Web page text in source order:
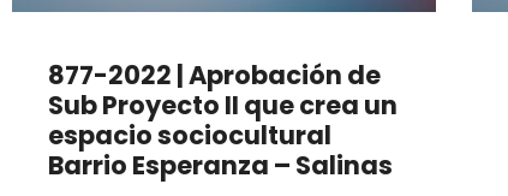
877-2022 | Aprobación de
Sub Proyecto II que crea un
espacio sociocultural
Barrio Esperanza – Salinas